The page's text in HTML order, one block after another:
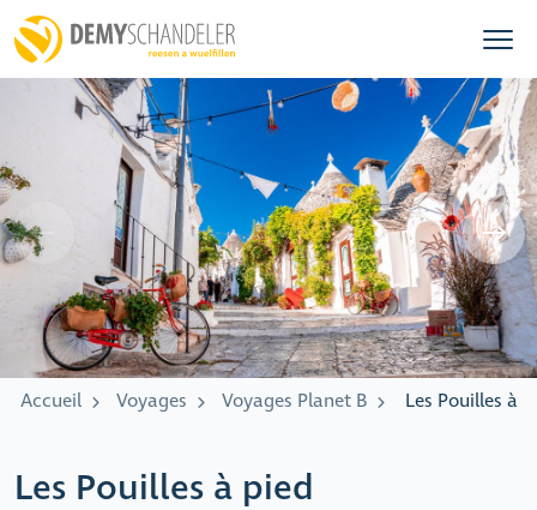
Accueil Voyages Voyages Planet B Les Pouilles à
Les Pouilles à pied